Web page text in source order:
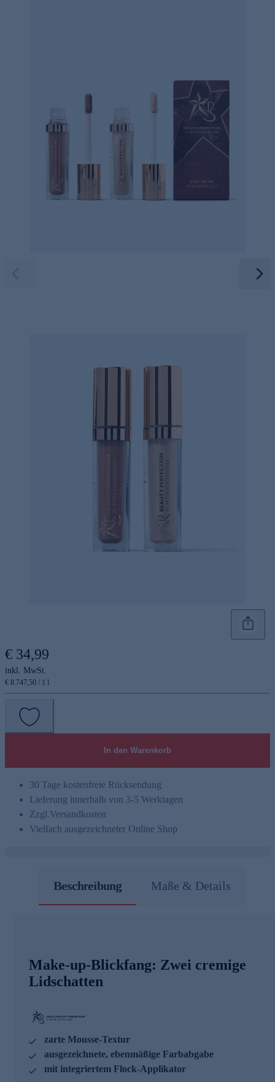
€ 34,99
inkl. MwSt.
€ 8.747,50 / 1 l
In den Warenkorb
30 Tage kostenfreie Rücksendung
Lieferung innerhalb von 3-5 Werktagen
Zzgl.Versandkosten
Vielfach ausgezeichneter Online Shop
Beschreibung Maße & Details
Make-up-Blickfang: Zwei cremige
Lidschatten
zarte Mousse-Textur
ausgezeichnete, ebenmäßige Farbabgabe
mit integriertem Flock-Applikator